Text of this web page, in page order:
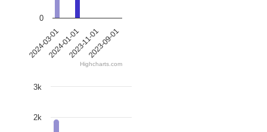
2024-03-012024-01-012023-11-012023-09-01
0
Highcharts.com
2k
3k